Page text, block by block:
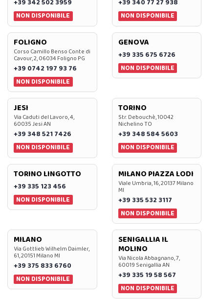
+39 342 502 3959
NON DISPONIBILE
+39 340 77 27 938
NON DISPONIBILE
FOLIGNO
Corso Camillo Benso Conte di
Cavour, 2, 06034 Foligno PG
+39 0742 197 93 76
NON DISPONIBILE
GENOVA
+39 335 675 6726
NON DISPONIBILE
JESI
Via Caduti del Lavoro, 4,
60035 Jesi AN
+39 348 521 7426
NON DISPONIBILE
TORINO
Str. Debouchè, 10042
Nichelino TO
+39 348 584 5603
NON DISPONIBILE
TORINO LINGOTTO
+39 335 123 456
NON DISPONIBILE
MILANO PIAZZA LODI
Viale Umbria, 16, 20137 Milano
MI
+39 335 532 3117
NON DISPONIBILE
MILANO
Via Gottlieb Wilhelm Daimler,
61, 20151 Milano MI
+39 375 833 6760
NON DISPONIBILE
SENIGALLIA IL
MOLINO
Via Nicola Abbagnano, 7,
60019 Senigallia AN
+39 335 19 58 567
NON DISPONIBILE